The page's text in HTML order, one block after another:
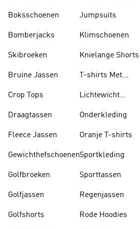
Boksschoenen
Bomberjacks
Skibroeken
Bruine Jassen
Crop Tops
Draagtassen
Fleece Jassen
Gewichthefschoenen
Golfbroeken
Golfjassen
Golfshorts
Jumpsuits
Klimschoenen
Knielange Shorts
T-shirts Met
Lichtewicht
Onderkleding
Oranje T-shirts
Sportkleding
Sporttassen
Regenjassen
Rode Hoodies